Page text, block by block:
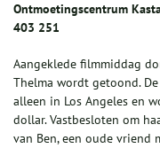
Ontmoetingscentrum
403 251
Aangeklede filmmiddag
Thelma wordt getoond.
alleen in Los Angeles en
dollar. Vastbesloten om
van Ben, een oude vriend